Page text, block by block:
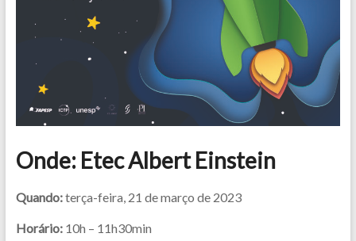
Onde: Etec Albert Einstein
Quando:terça-feira, 21 de março de 2023
Horário: 10h – 11h30min